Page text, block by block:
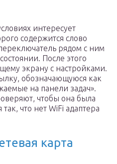
интересует
содержится слово
рядом с ним
После этого
экрану с настройками.
обозначающуюся как
на панели задач».
чтобы она была
что нет WiFi адаптера
карта